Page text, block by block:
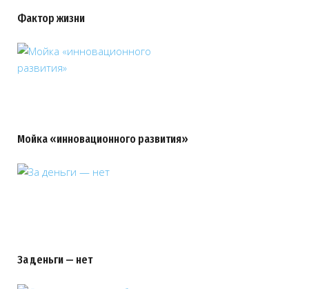
Фактор жизни
Мойка «инновационного развития»
За деньги — нет